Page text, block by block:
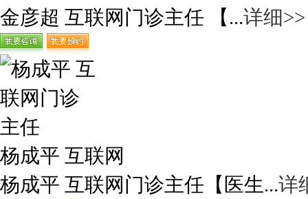
金彦超 互联网门诊主任 【...详细>>
杨成平 互联网
杨成平 互联网门诊主任【医生...详